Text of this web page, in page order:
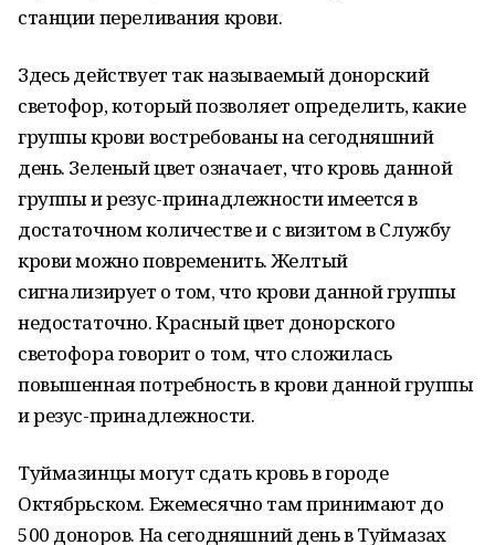
станции переливания крови.
Здесь действует так называемый донорский
светофор, который позволяет определить, какие
группы крови востребованы на сегодняшний
день. Зеленый цвет означает, что кровь данной
группы и резус-принадлежности имеется в
достаточном количестве и с визитом в Службу
крови можно повременить. Желтый
сигнализирует о том, что крови данной группы
недостаточно. Красный цвет донорского
светофора говорит о том, что сложилась
повышенная потребность в крови данной группы
и резус-принадлежности.
Туймазинцы могут сдать кровь в городе
Октябрьском. Ежемесячно там принимают до
500 доноров. На сегодняшний день в Туймазах